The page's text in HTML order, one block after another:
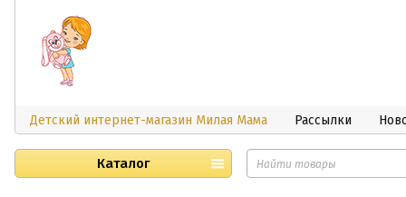
Детский интернет-магазин Милая Мама Рассылки
Каталог